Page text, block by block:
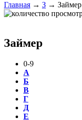
Главная → З → Займер
Займер
0-9
А
Б
В
Г
Д
Е